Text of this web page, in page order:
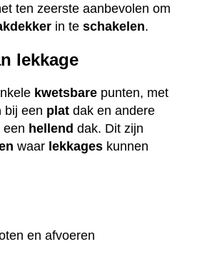
ten zeerste aanbevolen om
in te schakelen.
lekkage
kwetsbare punten, met
bij een plat dak en andere
een hellend dak. Dit zijn
waar lekkages kunnen
en afvoeren